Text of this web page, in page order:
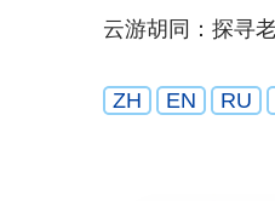
云游胡同：探寻
ZH EN RU